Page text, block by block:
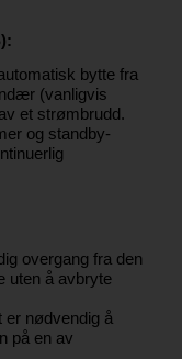
bytte fra
(vanligvis
et strømbrudd.
og standby-
overgang fra den
uten å avbryte
er nødvendig å
på en av